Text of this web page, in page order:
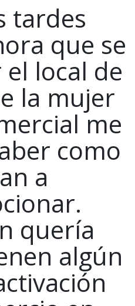
tardes
que se
local de
la mujer
me
como
a
quería
algún